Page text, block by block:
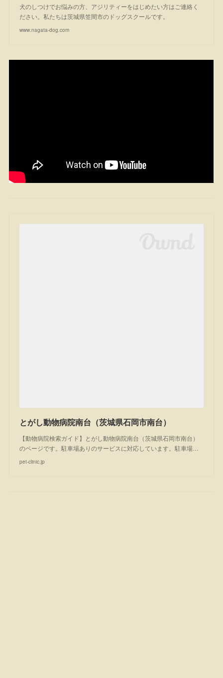
犬のしつけでお悩みの方、アジリティーをはじめたい方はご連絡く
ださい。私たちは茨城県笠間市のドッグスクールです。
www.nagata-dog.com
とがし動物病院南台（茨城県石岡市南台）
【動物病院検索ガイド】とがし動物病院南台（茨城県石岡市南台）
のページです。駐車場ありのサービスに対応しています。駐車場…
pet-clinic.jp